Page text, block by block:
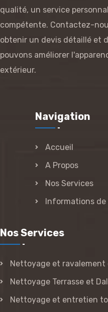
qualité, un service
compétente. Contactez-
obtenir un devis détaillé et
pouvons améliorer
extérieur.
Navigation
Accueil
A Propos
Nos Services
Informations
Nos Services
Nettoyage et ravalement
Nettoyage Terrasse et
Nettoyage et entretien